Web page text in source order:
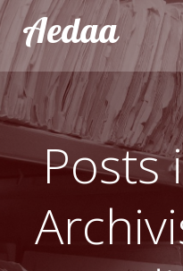
Aedaa
Posts